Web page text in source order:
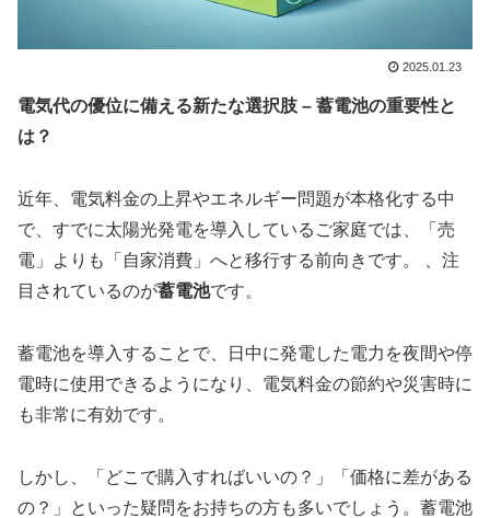
2025.01.23
電気代の優位に備える新たな選択肢 – 蓄電池の重要性と
は？
近年、電気料金の上昇やエネルギー問題が本格化する中
で、すでに太陽光発電を導入しているご家庭では、「売
電」よりも「自家消費」へと移行する前向きです。 、注
目されているのが蓄電池です。
蓄電池を導入することで、日中に発電した電力を夜間や停
電時に使用できるようになり、電気料金の節約や災害時に
も非常に有効です。
しかし、「どこで購入すればいいの？」「価格に差がある
の？」といった疑問をお持ちの方も多いでしょう。蓄電池